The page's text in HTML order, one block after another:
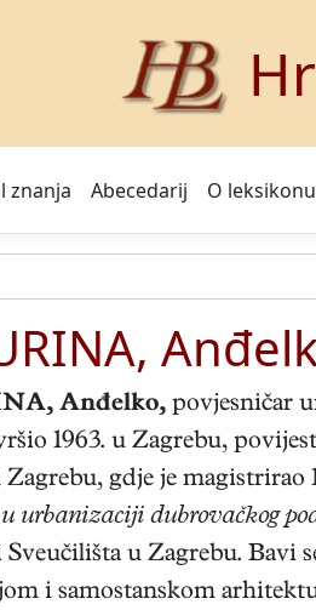
znanja Abecedarij O leksikonu
Anđelko, povjesničar
1963. u Zagrebu,
gdje je magistrirao
urbanizaciji dubrovačkog
u Zagrebu.
i samostanskom